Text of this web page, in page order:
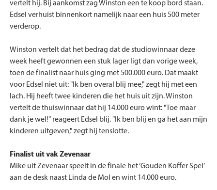
vertelt hij. Bij aankomst zag Winston een te koop bord staan.
Edsel verhuist binnenkort namelijk naar een huis 500 meter
verderop.
Winston vertelt dat het bedrag dat de studiowinnaar deze
week heeft gewonnen een stuk lager ligt dan vorige week,
toen de finalist naar huis ging met 500.000 euro. Dat maakt
voor Edsel niet uit: "Ik ben overal blij mee," zegt hij met een
lach. Hij heeft twee kinderen die het huis uit zijn. Winston
vertelt de thuiswinnaar dat hij 14.000 euro wint: "Toe maar
dank je wel!" reageert Edsel blij. "Ik ben blij en ga het aan mijn
kinderen uitgeven," zegt hij tenslotte.
Finalist uit vak Zevenaar
Mike uit Zevenaar speelt in de finale het ‘Gouden Koffer Spel’
aan de desk naast Linda de Mol en wint 14.000 euro.